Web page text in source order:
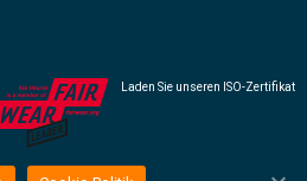
Laden Sie unseren ISO-Zertifikat